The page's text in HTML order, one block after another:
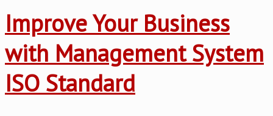
Improve Your Business
with Management System
ISO Standard